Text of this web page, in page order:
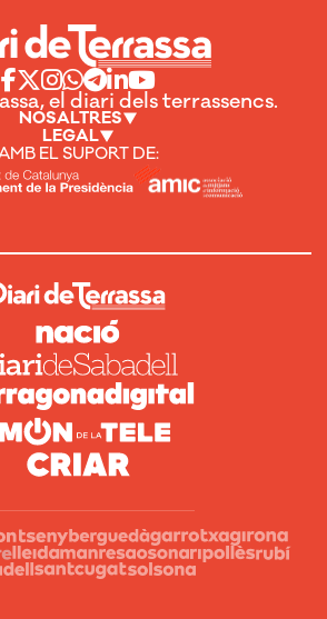
el diari dels terrassencs.
NOSALTRES
LEGAL
EL SUPORT DE: